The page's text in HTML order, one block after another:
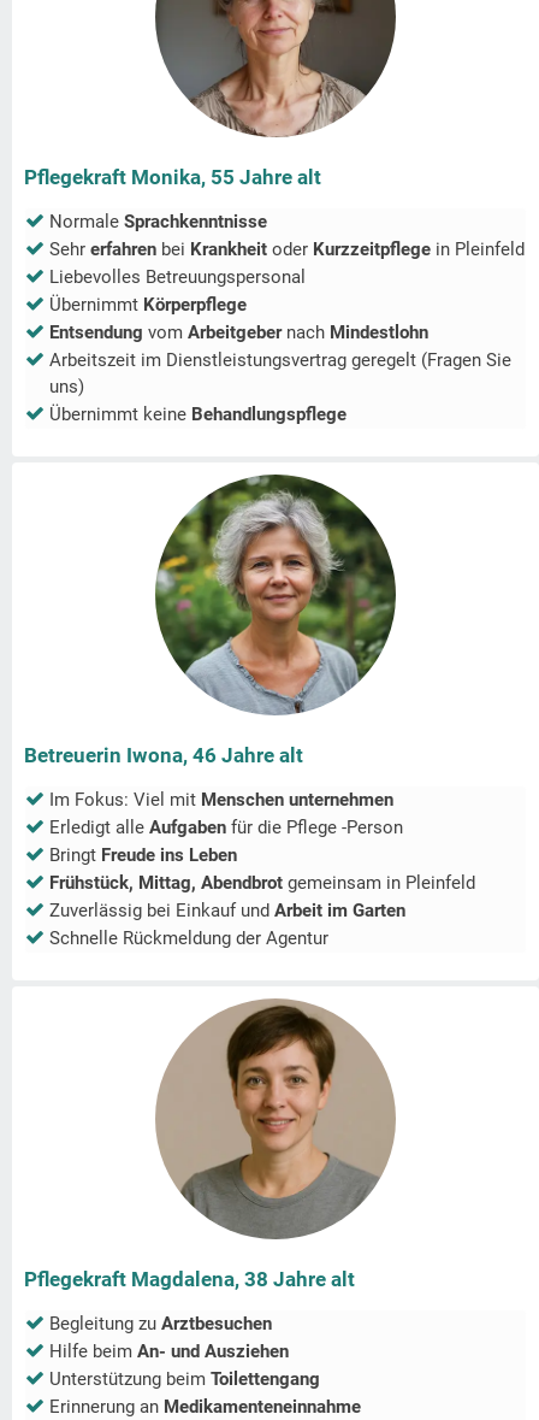
Pflegekraft Monika, 55 Jahre alt
Normale Sprachkenntnisse
Sehr erfahren bei Krankheit oder Kurzzeitpflege in Pleinfeld
Liebevolles Betreuungspersonal
Übernimmt Körperpflege
Entsendung vom Arbeitgeber nach Mindestlohn
Arbeitszeit im Dienstleistungsvertrag geregelt (Fragen Sie
uns)
Übernimmt keine Behandlungspflege
Betreuerin Iwona, 46 Jahre alt
Im Fokus: Viel mit Menschen unternehmen
Erledigt alle Aufgaben für die Pflege -Person
Bringt Freude ins Leben
Frühstück, Mittag, Abendbrot gemeinsam in Pleinfeld
Zuverlässig bei Einkauf und Arbeit im Garten
Schnelle Rückmeldung der Agentur
Pflegekraft Magdalena, 38 Jahre alt
Begleitung zu Arztbesuchen
Hilfe beim An- und Ausziehen
Unterstützung beim Toilettengang
Erinnerung an Medikamenteneinnahme